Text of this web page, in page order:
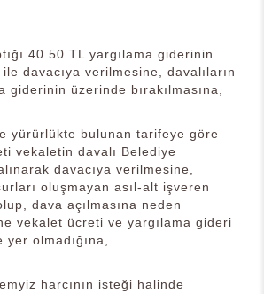
40.50 TL yargılama giderinin
davacıya verilmesine, davalıların
giderinin üzerinde bırakılmasına,
yürürlükte bulunan tarifeye göre
vekaletin davalı Belediye
davacıya verilmesine,
oluşmayan asıl-alt işveren
dava açılmasına neden
vekalet ücreti ve yargılama gideri
olmadığına,
harcının isteği halinde